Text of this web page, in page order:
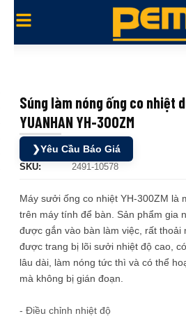
Súng làm nóng ống co nhiệt
YUANHAN YH-300ZM
❯Yêu Cầu Báo Giá
SKU: 2491-10578
Máy sưởi ống co nhiệt YH-300ZM là
trên máy tính để bàn. Sản phẩm gia
được gắn vào bàn làm việc, rất thoải
được trang bị lõi sưởi nhiệt độ cao,
lâu dài, làm nóng tức thì và có thể
mà không bị gián đoạn.
- Điều chỉnh nhiệt độ